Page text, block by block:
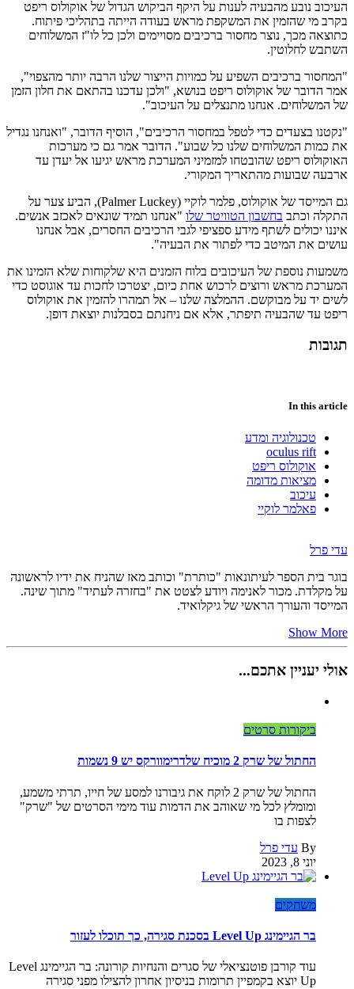
העיכוב נובע מהבעיה לענות על היקף הביקוש הגדול של אוקולוס ריפט
בקרב מי שהזמין את המשקפת מראש בעודה הייתה בתהליכי פיתוח.
כתוצאה מכך, נוצר מחסור ברכיבים מסויימים ולכן כל לו"ז המשלוחים
השתבש לחלוטין.
"המחסור ברכיבים השפיע על כמויות הייצור שלנו הרבה יותר מהצפוי",
אמר הדובר של אוקולוס ריפט בנושא, "ולכן עדכנו בהתאם את חלון הזמן
של המשלוחים. אנחנו מתנצלים על העיכוב".
"נקטנו בצעדים כדי לטפל במחסור הרכיבים", הוסיף הדובר, "ואנחנו נגדיל
את כמות המשלוחים שלנו כל שבוע". הדובר אמר גם כי מערכות
האוקולוס ריפט שהובטחו למזמיני המערכת מראש יגיעו אל יעדן עד
ארבעה שבועות מהתאריך המקורי.
גם המייסד של אוקולוס, פלמר לוקיי (Palmer Luckey), הביע צער על
התקלה וכתב בחשבון הטוויטר שלו "אנחנו תמיד שונאים לאכזב אנשים.
איננו יכולים לשתף מידע ספציפי לגבי הרכיבים החסרים, אבל אנחנו
עושים את המיטב כדי לפתור את הבעיה".
משמעות נוספת של העיכובים בלוח הזמנים היא שלקוחות שלא הזמינו את
המערכת מראש ורוצים לרכוש אחת כיום, יצטרכו לחכות עד אוגוסט כדי
לשים יד על מבוקשם. ההמלצה שלנו – אל תמהרו להזמין את אוקולוס
ריפט עד שהבעיה תיפתר, אלא אם ניחנתם בסבלנות יוצאת דופן.
תגובות
In this article
טכנולוגיה ומדע
oculus rift
אוקולוס ריפט
מציאות מדומה
עיכוב
פאלמר לוקיי
עדי פרל
בוגר בית הספר לעיתונאות "כותרת" וכותב מאז שהניח את ידיו לראשונה
על מקלדת. מכור לאנימה ויודע לצטט את "בחזרה לעתיד" מתוך שינה.
המייסד והעורך הראשי של גיקלואיד.
Show More
אולי יעניין אתכם...
ביקורות סרטים
החתול של שרק 2 מוכיח שלדרימוורקס יש 9 נשמות
החתול של שרק 2 לוקח את גיבורנו למסע של חייו, תרתי משמע,
ומומלץ לכל מי שאוהב את הדמות עוד מימי הסרטים של "שרק"
לצפות בו
By עדי פרל
יוני 8, 2023
משחקים
בר הגיימינג Level Up בסכנת סגירה, כך תוכלו לעזור
עוד קורבן פוטנציאלי של סגרים והנחיות קורונה: בר הגיימינג Level
Up יוצא בקמפיין תרומות בניסיון אחרון להצילו מפני סגירה